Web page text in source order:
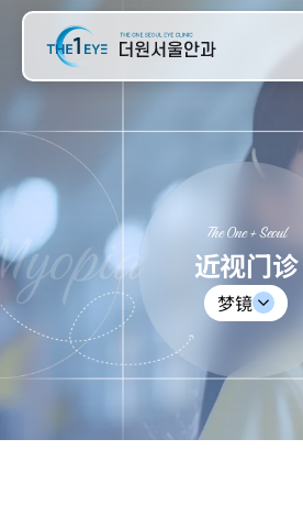
视网膜门诊
青光眼门诊
白内障门诊
近视门诊
眼综合检查
The One + Seoul
近视门诊
梦镜